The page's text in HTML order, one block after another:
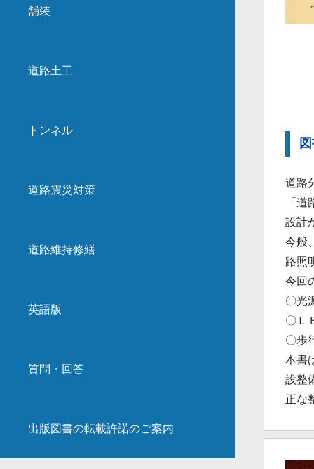
舗装
道路土工
トンネル
道路震災対策
道路維持修繕
英語版
質問・回答
出版図書の転載許諾のご案内
道路
「
設計
今般
路照
今回
〇光
〇Ｌ
〇歩
本書
設整
正な